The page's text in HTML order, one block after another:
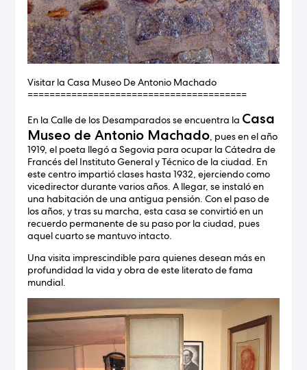
Visitar la Casa Museo De Antonio Machado
========================================
En la Calle de los Desamparados se encuentra la Casa
Museo de Antonio Machado, pues en el año
1919, el poeta llegó a Segovia para ocupar la Cátedra de
Francés del Instituto General y Técnico de la ciudad. En
este centro impartió clases hasta 1932, ejerciendo como
vicedirector durante varios años. A llegar, se instaló en
una habitación de una antigua pensión. Con el paso de
los años, y tras su marcha, esta casa se convirtió en un
recuerdo permanente de su paso por la ciudad, pues
aquel cuarto se mantuvo intacto.
Una visita imprescindible para quienes desean más en
profundidad la vida y obra de este literato de fama
mundial.